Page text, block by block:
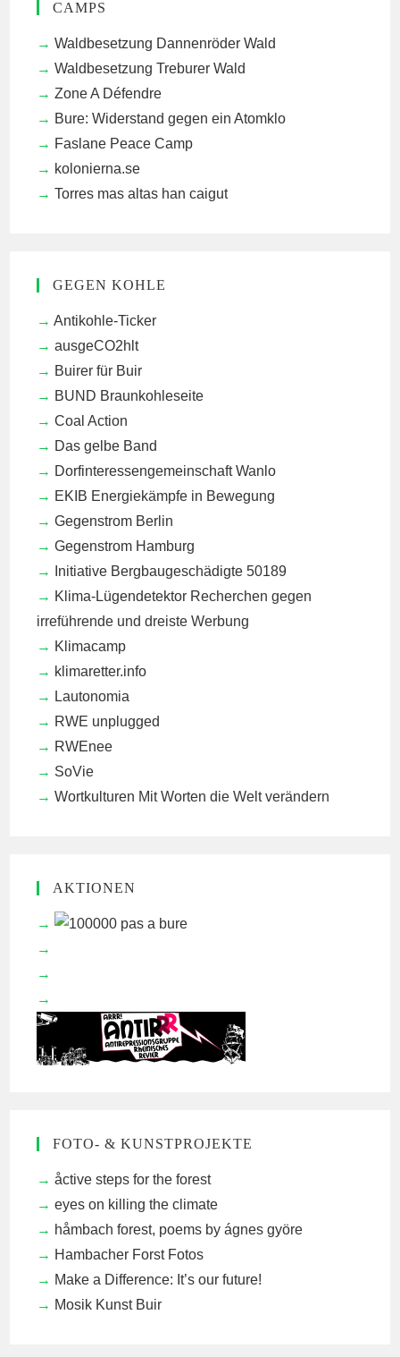
CAMPS
Waldbesetzung Dannenröder Wald
Waldbesetzung Treburer Wald
Zone A Défendre
Bure: Widerstand gegen ein Atomklo
Faslane Peace Camp
kolonierna.se
Torres mas altas han caigut
GEGEN KOHLE
Antikohle-Ticker
ausgeCO2hlt
Buirer für Buir
BUND Braunkohleseite
Coal Action
Das gelbe Band
Dorfinteressengemeinschaft Wanlo
EKIB Energiekämpfe in Bewegung
Gegenstrom Berlin
Gegenstrom Hamburg
Initiative Bergbaugeschädigte 50189
Klima-Lügendetektor Recherchen gegen
irreführende und dreiste Werbung
Klimacamp
klimaretter.info
Lautonomia
RWE unplugged
RWEnee
SoVie
Wortkulturen Mit Worten die Welt verändern
AKTIONEN
FOTO- & KUNSTPROJEKTE
åctive steps for the forest
eyes on killing the climate
håmbach forest, poems by ágnes györe
Hambacher Forst Fotos
Make a Difference: It’s our future!
Mosik Kunst Buir